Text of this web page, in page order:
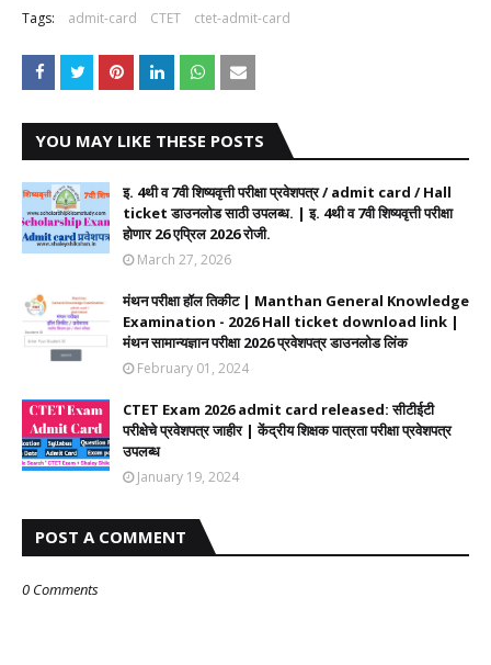
Tags: admit-card CTET ctet-admit-card
YOU MAY LIKE THESE POSTS
इ. 4थी व 7वी शिष्यवृत्ती परीक्षा प्रवेशपत्र / admit card / Hall
ticket डाउनलोड साठी उपलब्ध. | इ. 4थी व 7वी शिष्यवृत्ती परीक्षा
होणार 26 एप्रिल 2026 रोजी.
March 27, 2026
मंथन परीक्षा हॉल तिकीट | Manthan General Knowledge
Examination - 2026 Hall ticket download link |
मंथन सामान्यज्ञान परीक्षा 2026 प्रवेशपत्र डाउनलोड लिंक
February 01, 2024
CTET Exam 2026 admit card released: सीटीईटी
परीक्षेचे प्रवेशपत्र जाहीर | केंद्रीय शिक्षक पात्रता परीक्षा प्रवेशपत्र
उपलब्ध
January 19, 2024
POST A COMMENT
0 Comments